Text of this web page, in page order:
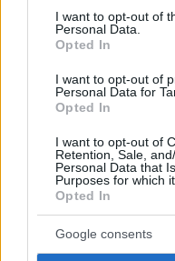
consent section.
I want to opt-out of
Personal Data.
Opted In
I want to opt-out of
Personal Data for
Opted In
I want to opt-out of
Retention, Sale,
Personal Data that
Purposes for which
Opted In
Google consents
regione
#denaro #
tetto massimo dei prezzi
Leave a Reply
Your email address will not be